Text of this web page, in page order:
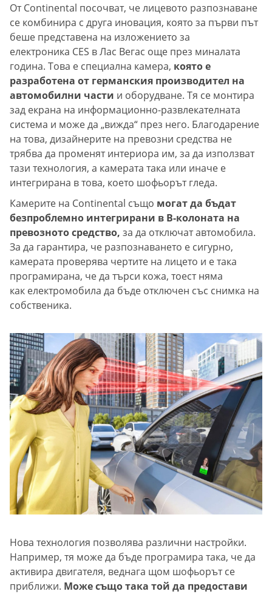
От Continental посочват, че лицевото разпознаване
се комбинира с друга иновация, която за първи път
беше представена на изложението за
електроника CES в Лас Вегас още през миналата
година. Това е специална камера, която е
разработена от германския производител на
автомобилни части и оборудване. Тя се монтира
зад екрана на информационно-развлекателната
система и може да „вижда“ през него. Благодарение
на това, дизайнерите на превозни средства не
трябва да променят интериора им, за да използват
тази технология, а камерата така или иначе е
интегрирана в това, което шофьорът гледа.
Камерите на Continental също могат да бъдат
безпроблемно интегрирани в B-колоната на
превозното средство, за да отключат автомобила.
За да гарантира, че разпознаването е сигурно,
камерата проверява чертите на лицето и е така
програмирана, че да търси кожа, тоест няма
как електромобила да бъде отключен със снимка на
собственика.
Нова технология позволява различни настройки.
Например, тя може да бъде програмира така, че да
активира двигателя, веднага щом шофьорът се
приближи. Може също така той да предостави